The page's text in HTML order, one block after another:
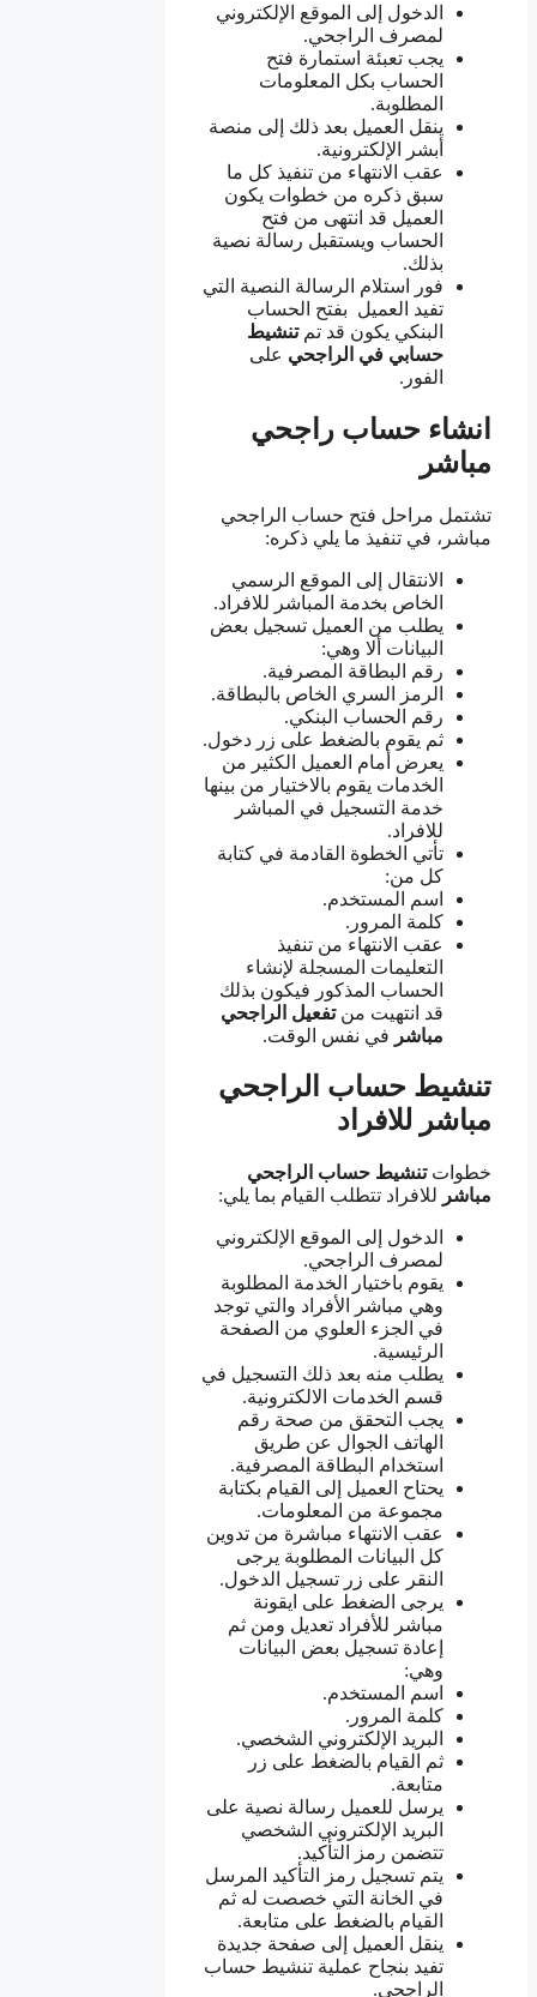
الدخول إلى الموقع الإلكتروني
لمصرف الراجحي.
يجب تعبئة استمارة فتح
الحساب بكل المعلومات
المطلوبة.
ينقل العميل بعد ذلك إلى منصة
أبشر الإلكترونية.
عقب الانتهاء من تنفيذ كل ما
سبق ذكره من خطوات يكون
العميل قد انتهى من فتح
الحساب ويستقبل رسالة نصية
بذلك.
فور استلام الرسالة النصية التي
تفيد العميل بفتح الحساب
البنكي يكون قد تمتنشيط
حسابي في الراجحي على
الفور.
انشاء حساب راجحي
مباشر
تشتمل مراحل فتح حساب الراجحي
مباشر، في تنفيذ ما يلي ذكره:
الانتقال إلى الموقع الرسمي
الخاص بخدمة المباشر للافراد.
يطلب من العميل تسجيل بعض
البيانات ألا وهي:
رقم البطاقة المصرفية.
الرمز السري الخاص بالبطاقة.
رقم الحساب البنكي.
ثم يقوم بالضغط على زر دخول.
يعرض أمام العميل الكثير من
الخدمات يقوم بالاختيار من بينها
خدمة التسجيل في المباشر
للافراد.
تأتي الخطوة القادمة في كتابة
كل من:
اسم المستخدم.
كلمة المرور.
عقب الانتهاء من تنفيذ
التعليمات المسجلة لإنشاء
الحساب المذكور فيكون بذلك
قد انتهيت منتفعيل الراجحي
مباشر في نفس الوقت.
تنشيط حساب الراجحي
مباشر للافراد
خطواتتنشيط حساب الراجحي
مباشر للافراد تتطلب القيام بما يلي:
الدخول إلى الموقع الإلكتروني
لمصرف الراجحي.
يقوم باختيار الخدمة المطلوبة
وهي مباشر الأفراد والتي توجد
في الجزء العلوي من الصفحة
الرئيسية.
يطلب منه بعد ذلك التسجيل في
قسم الخدمات الالكترونية.
يجب التحقق من صحة رقم
الهاتف الجوال عن طريق
استخدام البطاقة المصرفية.
يحتاح العميل إلى القيام بكتابة
مجموعة من المعلومات.
عقب الانتهاء مباشرة من تدوين
كل البيانات المطلوبة يرجى
النقر على زر تسجيل الدخول.
يرجى الضغط على ايقونة
مباشر للأفراد تعديل ومن ثم
إعادة تسجيل بعض البيانات
وهي:
اسم المستخدم.
كلمة المرور.
البريد الإلكتروني الشخصي.
ثم القيام بالضغط على زر
متابعة.
يرسل للعميل رسالة نصية على
البريد الإلكتروني الشخصي
تتضمن رمز التأكيد.
يتم تسجيل رمز التأكيد المرسل
في الخانة التي خصصت له ثم
القيام بالضغط على متابعة.
ينقل العميل إلى صفحة جديدة
تفيد بنجاح عملية تنشيط حساب
الراجحي.